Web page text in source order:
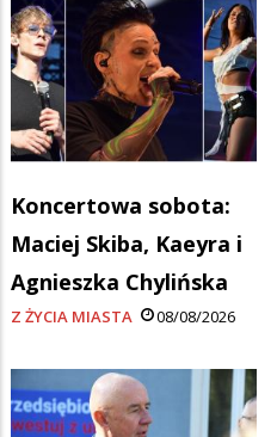
Koncertowa sobota:
Maciej Skiba, Kaeyra i
Agnieszka Chylińska
Z ŻYCIA MIASTA 08/08/2026